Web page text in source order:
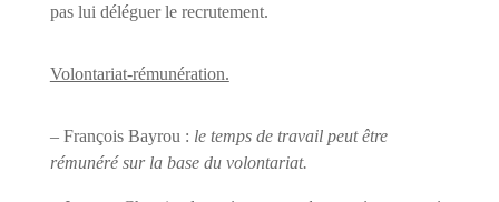
pas lui déléguer le recrutement.
Volontariat-rémunération.
– François Bayrou : le temps de travail peut être
rémunéré sur la base du volontariat.